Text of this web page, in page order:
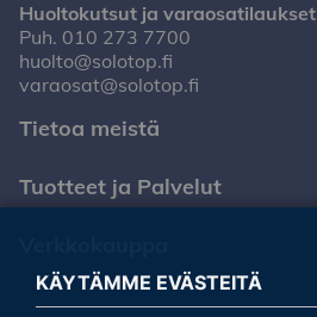
Huoltokutsut ja varaosatilaukset
Puh. 010 273 7700
huolto@solotop.fi
varaosat@solotop.fi
Tietoa meistä
Tuotteet ja Palvelut
KÄYTÄMME EVÄSTEITÄ